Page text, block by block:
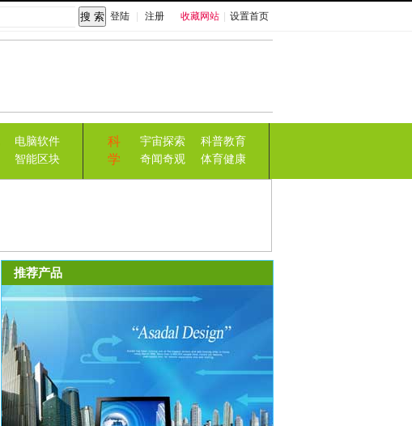
收藏网站 设置首页
登陆 注册
电脑软件
智能区块
科
学
宇宙探索
科普教育
奇闻奇观
体育健康
推荐产品